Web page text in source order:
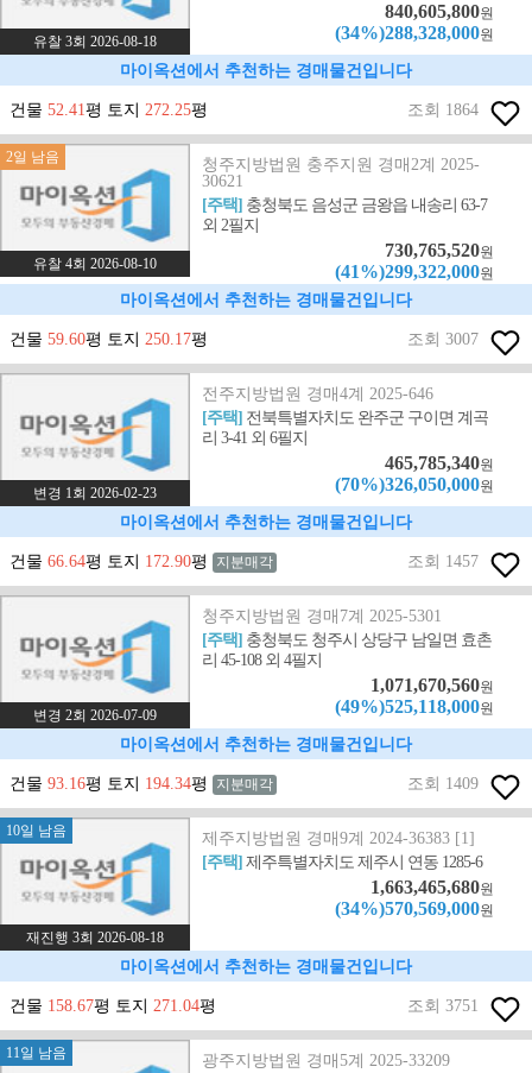
유찰 3회 2026-08-18
840,605,800원
(34%)288,328,000원
마이옥션에서 추천하는 경매물건입니다
건물 52.41평 토지 272.25평 조회 1864
2일 남음
유찰 4회 2026-08-10
청주지방법원 충주지원 경매2계 2025-
30621
[주택] 충청북도 음성군 금왕읍 내송리 63-7
외 2필지
730,765,520원
(41%)299,322,000원
마이옥션에서 추천하는 경매물건입니다
건물 59.60평 토지 250.17평 조회 3007
변경 1회 2026-02-23
전주지방법원 경매4계 2025-646
[주택] 전북특별자치도 완주군 구이면 계곡
리 3-41 외 6필지
465,785,340원
(70%)326,050,000원
마이옥션에서 추천하는 경매물건입니다
건물 66.64평 토지 172.90평 지분매각 조회 1457
변경 2회 2026-07-09
청주지방법원 경매7계 2025-5301
[주택] 충청북도 청주시 상당구 남일면 효촌
리 45-108 외 4필지
1,071,670,560원
(49%)525,118,000원
마이옥션에서 추천하는 경매물건입니다
건물 93.16평 토지 194.34평 지분매각 조회 1409
10일 남음
재진행 3회 2026-08-18
제주지방법원 경매9계 2024-36383 [1]
[주택]제주특별자치도 제주시 연동 1285-6
1,663,465,680원
(34%)570,569,000원
마이옥션에서 추천하는 경매물건입니다
건물 158.67평 토지 271.04평 조회 3751
11일 남음
광주지방법원 경매5계 2025-33209